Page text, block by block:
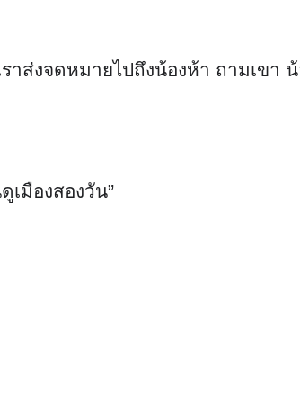
าส่งจดหมายไปถึงน้องห้า ถามเขา
เมืองสองวัน”